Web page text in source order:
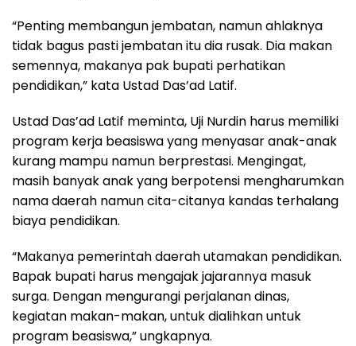
“Penting membangun jembatan, namun ahlaknya
tidak bagus pasti jembatan itu dia rusak. Dia makan
semennya, makanya pak bupati perhatikan
pendidikan,” kata Ustad Das’ad Latif.
Ustad Das’ad Latif meminta, Uji Nurdin harus memiliki
program kerja beasiswa yang menyasar anak-anak
kurang mampu namun berprestasi. Mengingat,
masih banyak anak yang berpotensi mengharumkan
nama daerah namun cita-citanya kandas terhalang
biaya pendidikan.
“Makanya pemerintah daerah utamakan pendidikan.
Bapak bupati harus mengajak jajarannya masuk
surga. Dengan mengurangi perjalanan dinas,
kegiatan makan-makan, untuk dialihkan untuk
program beasiswa,” ungkapnya.